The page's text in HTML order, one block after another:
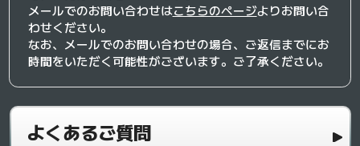
メールでのお問い合わせはこちらのページよりお問い合
わせください。
なお、メールでのお問い合わせの場合、ご返信までにお
時間をいただく可能性がございます。ご了承ください。
よくあるご質問